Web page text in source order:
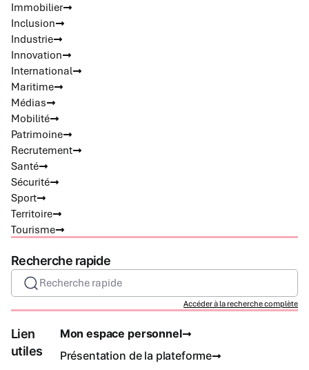
Immobilier
Inclusion
Industrie
Innovation
International
Maritime
Médias
Mobilité
Patrimoine
Recrutement
Santé
Sécurité
Sport
Territoire
Tourisme
Recherche rapide
Recherche rapide
Accéder à la recherche complète
Lien
utiles
Mon espace personnel
Présentation de la plateforme